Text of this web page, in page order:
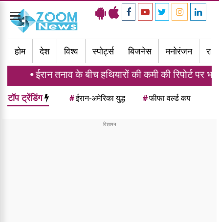
Toggle
navigation
होम
देश विश्व स्पोर्ट्स बिजनेस मनोरंजन
के बीच हथियारों की कमी की रिपोर्ट पर भड़के ट्रंप, गद्दारों
टॉप ट्रेंडिंग #ईरान-अमेरिका युद्ध #फीफा वर्ल्ड कप